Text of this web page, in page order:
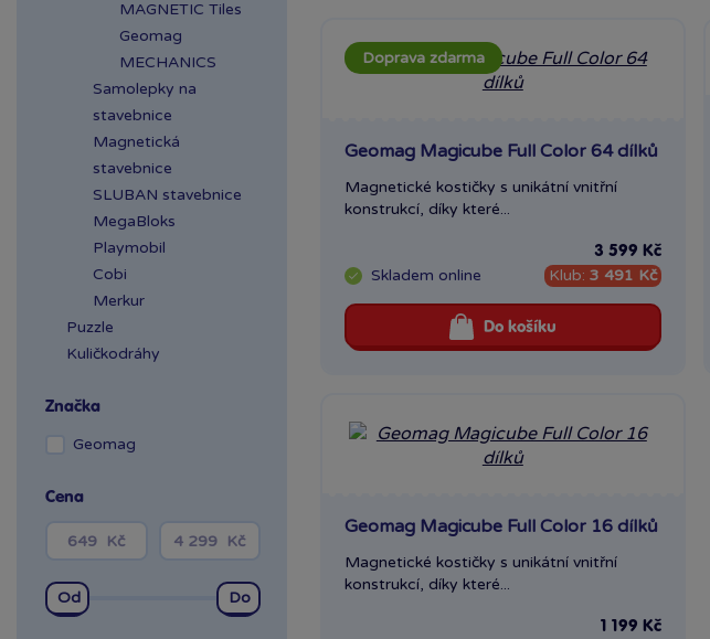
MAGNETIC Tiles
Geomag
MECHANICS
Samolepky na
stavebnice
Magnetická
stavebnice
SLUBAN stavebnice
MegaBloks
Playmobil
Cobi
Merkur
Puzzle
Kuličkodráhy
Značka
Geomag
Cena
Doprava zdarma
Geomag Magicube Full Color 64 dílků
Magnetické kostičky s unikátní vnitřní
konstrukcí, díky které...
Skladem online
3 599 Kč
Klub: 3 491 Kč
Do košíku
Geomag Magicube Full Color 16 dílků
Magnetické kostičky s unikátní vnitřní
konstrukcí, díky které...
1 199 Kč